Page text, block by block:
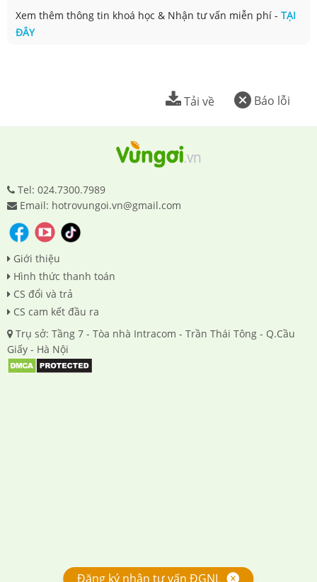
Xem thêm thông tin khoá học & Nhận tư vấn miễn phí - TẠI
ĐÂY
Báo lỗi
Tải về
Tel: 024.7300.7989
Email: hotrovungoi.vn@gmail.com
Giới thiệu
Hình thức thanh toán
CS đổi và trả
CS cam kết đầu ra
Trụ sở: Tầng 7 - Tòa nhà Intracom - Trần Thái Tông - Q.Cầu
Giấy - Hà Nội
Đăng ký nhận tư vấn ĐGNL